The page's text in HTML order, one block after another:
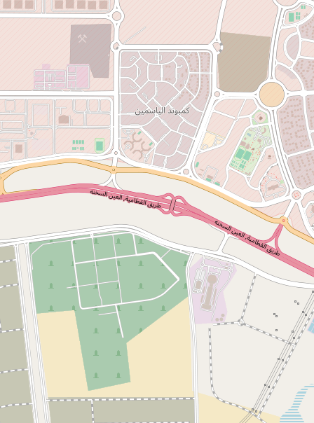
السابق التالي
بيانات الإتصال
البريد الإلكتروني : info@egsa.gov.eg
:
egsa.gov.eg